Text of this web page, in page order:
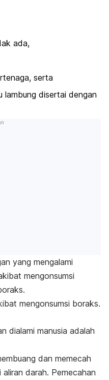
ada,
serta
lambung disertai dengan
yang mengalami
mengonsumsi
mengonsumsi boraks.
dialami manusia adalah
dan memecah
darah. Pemecahan